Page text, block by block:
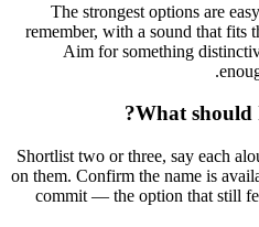
The strongest options are
remember, with a sound that fits
Aim for something
What should
Shortlist two or three, say each
on them. Confirm the name is
commit — the option that still